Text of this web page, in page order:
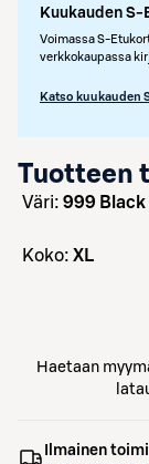
Kuukauden
Voimassa S-
verkkokaupassa
Katso kuukauden
Tuotteen
väri: 999 Black
koko: XL
Haetaan
Ilmainen